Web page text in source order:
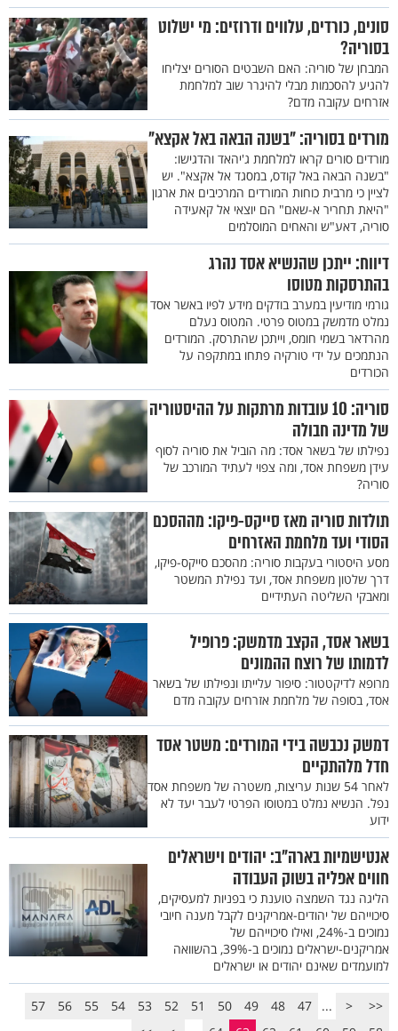
סונים, כורדים, עלווים ודרוזים: מי ישלוט
בסוריה?
המבחן של סוריה: האם השבטים הסורים יצליחו
להגיע להסכמות מבלי להיגרר שוב למלחמת
אזרחים עקובה מדם?
מורדים בסוריה: "בשנה הבאה באל אקצא"
מורדים סורים קראו למלחמת ג'יהאד והדגישו:
"בשנה הבאה באל קודס, במסגד אל אקצא". יש
לציין כי מרבית כוחות המורדים המרכיבים את ארגון
"היאת תחריר א-שאם" הם יוצאי אל קאעידה
סוריה, דאע"ש והאחים המוסלמים
דיווח: ייתכן שהנשיא אסד נהרג
בהתרסקות מטוסו
גורמי מודיעין במערב בודקים מידע לפיו באשר אסד
נמלט מדמשק במטוס פרטי. המטוס נעלם
מהרדאר בשמי חומס, וייתכן שהתרסק. המורדים
הנתמכים על ידי טורקיה פתחו במתקפה על
הכורדים
סוריה: 10 עובדות מרתקות על ההיסטוריה
של מדינה חבולה
נפילתו של בשאר אסד: מה הוביל את סוריה לסוף
עידן משפחת אסד, ומה צפוי לעתיד המורכב של
סוריה?
תולדות סוריה מאז סייקס-פיקו: מההסכם
הסודי ועד מלחמת האזרחים
מסע היסטורי בעקבות סוריה: מהסכם סייקס-פיקו,
דרך שלטון משפחת אסד, ועד נפילת המשטר
ומאבקי השליטה העתידיים
בשאר אסד, הקצב מדמשק: פרופיל
לדמותו של רוצח ההמונים
מרופא לדיקטטור: סיפור עלייתו ונפילתו של בשאר
אסד, בסופה של מלחמת אזרחים עקובה מדם
דמשק נכבשה בידי המורדים: משטר אסד
חדל מלהתקיים
לאחר 54 שנות עריצות, משטרה של משפחת אסד
נפל. הנשיא נמלט במטוסו הפרטי לעבר יעד לא
ידוע
אנטישמיות בארה"ב: יהודים וישראלים
חווים אפליה בשוק העבודה
הליגה נגד השמצה טוענת כי בפניות למעסיקים,
סיכוייהם של יהודים-אמריקנים לקבל מענה חיובי
נמוכים ב-24%, ואילו סיכוייהם של
אמריקנים-ישראלים נמוכים ב-39%, בהשוואה
למועמדים שאינם יהודים או ישראלים
<<
<
...
47
48
49
50
51
52
53
54
55
56
57